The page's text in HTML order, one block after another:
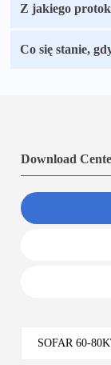
Z jakiego
Co się stanie,